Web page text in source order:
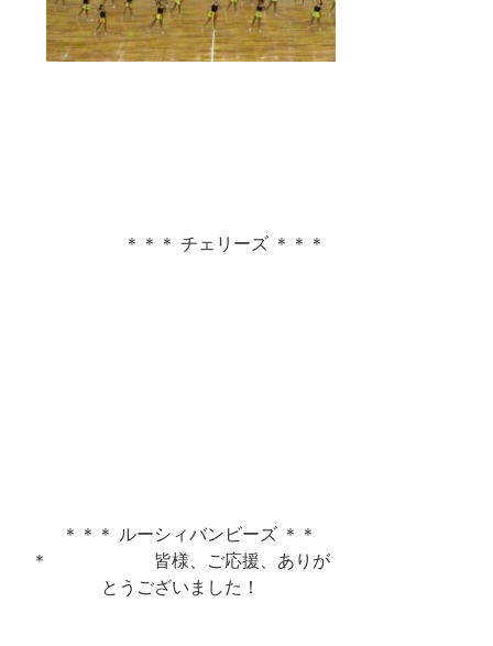
＊＊＊ チェリーズ ＊＊＊
＊＊＊ ルーシィバンビーズ ＊＊
＊ 皆様、ご応援、ありが
とうございました！